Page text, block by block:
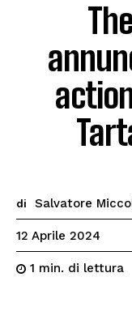
di Salvatore
12 Aprile 2024
1 min. di lettura